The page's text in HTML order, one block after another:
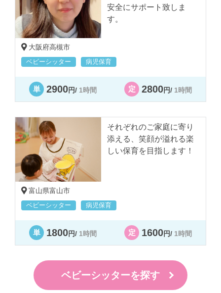
2024.04.23
兄弟姉妹への対応、ど
体調を崩しやすい季節
きる予防法
2024.05.23
「もう元気！」に注
意！病後児の見えにく
い疲れと過ごし方
安全にサポート致しま
す。
大阪府高槻市
ベビーシッター 病児保育
単 2900円/ 1時間 定 2800円/ 1時間
それぞれのご家庭に寄り
添える、笑顔が溢れる楽
しい保育を目指します！
富山県富山市
ベビーシッター 病児保育
単 1800円/ 1時間 定 1600円/ 1時間
ベビーシッターを探す